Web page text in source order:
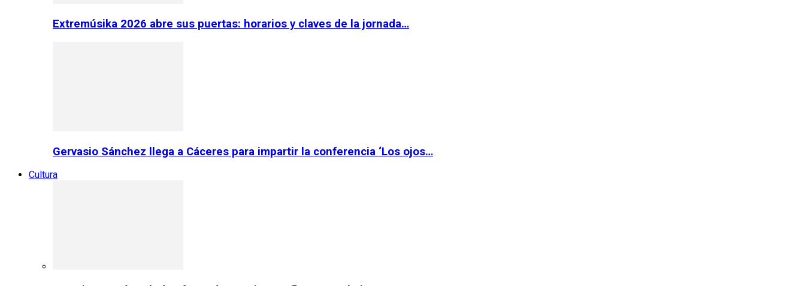
Extremúsika 2026 abre sus puertas: horarios y claves de la jornada…
Gervasio Sánchez llega a Cáceres para impartir la conferencia ‘Los ojos…
Cultura